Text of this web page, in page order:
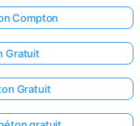
Compton
Gratuit
Gratuit